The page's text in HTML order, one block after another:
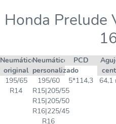
Honda Prelude
Neumático
original
Neumático
personalizado
PCD
195/65
R14
195/60
R15|205/55
R15|205/50
R16|225/45
R16
5*114,3 64,1